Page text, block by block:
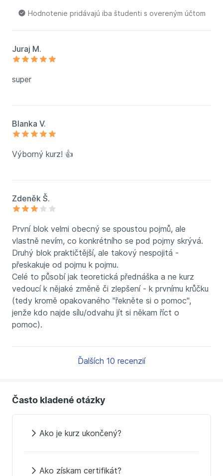
Hodnotenie pridávajú iba študenti s overeným účtom
Juraj M.
super
Blanka V.
Výborný kurz! 👍
Zdeněk Š.
První blok velmi obecný se spoustou pojmů, ale
vlastně nevím, co konkrétního se pod pojmy skrývá.
Druhý blok praktičtější, ale takový nespojitá -
přeskakuje od pojmu k pojmu.
Celé to působí jak teoretická přednáška a ne kurz
vedoucí k nějaké změně či zlepšení - k prvnímu krůčku
(tedy kromě opakovaného "řekněte si o pomoc",
jenže kdo najde sílu/odvahu jít si někam říct o
pomoc).
Ďalších 10 recenzií
Často kladené otázky
Ako je kurz ukončený?
Ako získam certifikát?